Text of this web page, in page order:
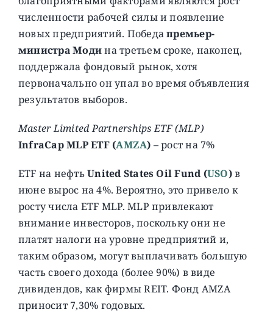
численности рабочей силы и появление
новых предприятий. Победапремьер-
министра Модина третьем сроке, наконец,
поддержала фондовый рынок, хотя
первоначально он упал во время объявления
результатов выборов.
Master Limited Partnerships ETF (MLP)
InfraCap MLP ETF (AMZA) – рост на 7%
ETF на нефтьUnited States Oil Fund (USO)в
июне вырос на 4%. Вероятно, это привело к
росту числа ETF MLP. MLP привлекают
внимание инвесторов, поскольку они не
платят налоги на уровне предприятий и,
таким образом, могут выплачивать большую
часть своего дохода (более 90%) в виде
дивидендов, как фирмы REIT. Фонд AMZA
приносит 7,30% годовых.